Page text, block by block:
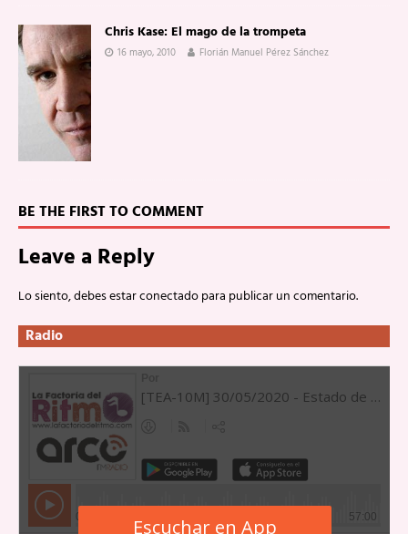
Chris Kase: El mago de la trompeta
16 mayo, 2010 Florián Manuel Pérez Sánchez
BE THE FIRST TO COMMENT
Leave a Reply
Lo siento, debes estarconectadopara publicar un comentario.
Radio